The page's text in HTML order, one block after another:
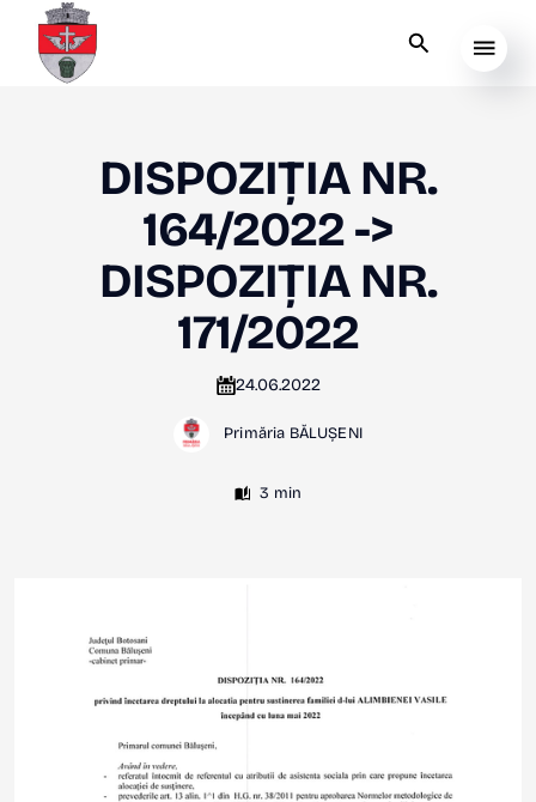
DISPOZIȚIA NR.
164/2022 ->
DISPOZIȚIA NR.
171/2022
24.06.2022
Primăria BĂLUȘENI
3 min